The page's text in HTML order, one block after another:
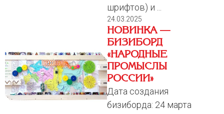
шрифтов) и ...
24.03.2025
НОВИНКА —
БИЗИБОРД
«НАРОДНЫЕ
ПРОМЫСЛЫ
РОССИИ»
Дата создания
бизиборда: 24 марта